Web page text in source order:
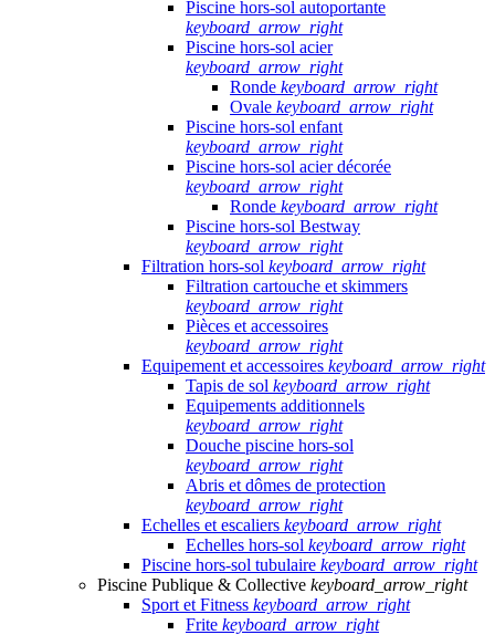
Piscine hors-sol autoportante
keyboard_arrow_right
Piscine hors-sol acier
keyboard_arrow_right
Ronde keyboard_arrow_right
Ovale keyboard_arrow_right
Piscine hors-sol enfant
keyboard_arrow_right
Piscine hors-sol acier décorée
keyboard_arrow_right
Ronde keyboard_arrow_right
Piscine hors-sol Bestway
keyboard_arrow_right
Filtration hors-sol keyboard_arrow_right
Filtration cartouche et skimmers
keyboard_arrow_right
Pièces et accessoires
keyboard_arrow_right
Equipement et accessoires keyboard_arrow_right
Tapis de sol keyboard_arrow_right
Equipements additionnels
keyboard_arrow_right
Douche piscine hors-sol
keyboard_arrow_right
Abris et dômes de protection
keyboard_arrow_right
Echelles et escaliers keyboard_arrow_right
Echelles hors-sol keyboard_arrow_right
Piscine hors-sol tubulaire keyboard_arrow_right
Piscine Publique & Collective keyboard_arrow_right
Sport et Fitness keyboard_arrow_right
Frite keyboard_arrow_right